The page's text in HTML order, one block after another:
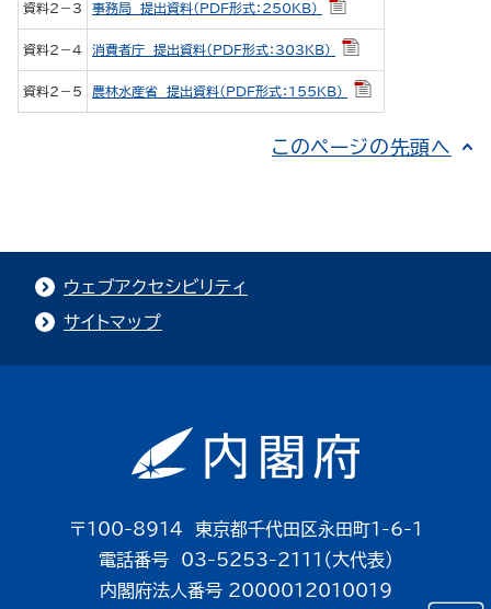
資料2－3 事務局 提出資料（PDF形式：250KB）
資料2－4 消費者庁 提出資料（PDF形式：303KB）
資料2－5 農林水産省 提出資料（PDF形式：155KB）
このページの先頭へ
ウェブアクセシビリティ
サイトマップ
〒100-8914 東京都千代田区永田町1-6-1
電話番号 03-5253-2111（大代表）
内閣府法人番号 2000012010019